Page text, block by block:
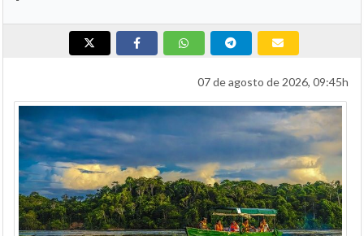
07 de agosto de 2026, 09:45h